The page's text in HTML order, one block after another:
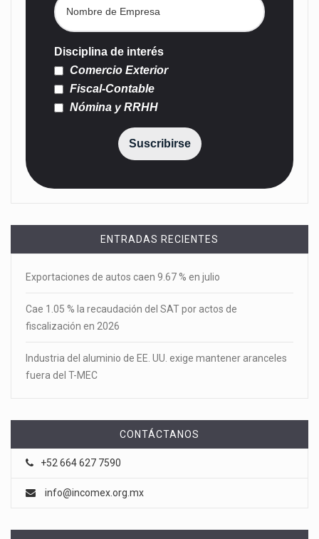
Disciplina de interés
Comercio Exterior
Fiscal-Contable
Nómina y RRHH
Suscribirse
ENTRADAS RECIENTES
Exportaciones de autos caen 9.67 % en julio
Cae 1.05 % la recaudación del SAT por actos de
fiscalización en 2026
Industria del aluminio de EE. UU. exige mantener aranceles
fuera del T-MEC
CONTÁCTANOS
+52 664 627 7590
info@incomex.org.mx